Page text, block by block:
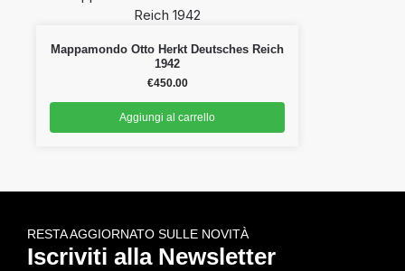
Mappamondo Otto Herkt Deutsches Reich
1942
€450.00
Aggiungi al carrello
RESTA AGGIORNATO SULLE NOVITÀ
Iscriviti alla Newsletter